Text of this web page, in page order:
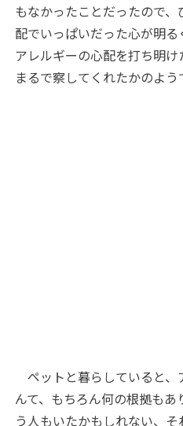
もなかったことだったので
配でいっぱいだった心が明
アレルギーの心配を打ち明け
まるで察してくれたかのよう
ペットと暮らしていると
んて、もちろん何の根拠も
う人もいたかもしれない、